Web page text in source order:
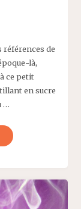
références de
là,
ce petit
en sucre
…